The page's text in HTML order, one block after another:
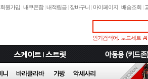
회원가입 |내쿠폰함 |내적립금 | 장바구니 | 마이페이지 |배송조회 |
인기검색어: 보드세트